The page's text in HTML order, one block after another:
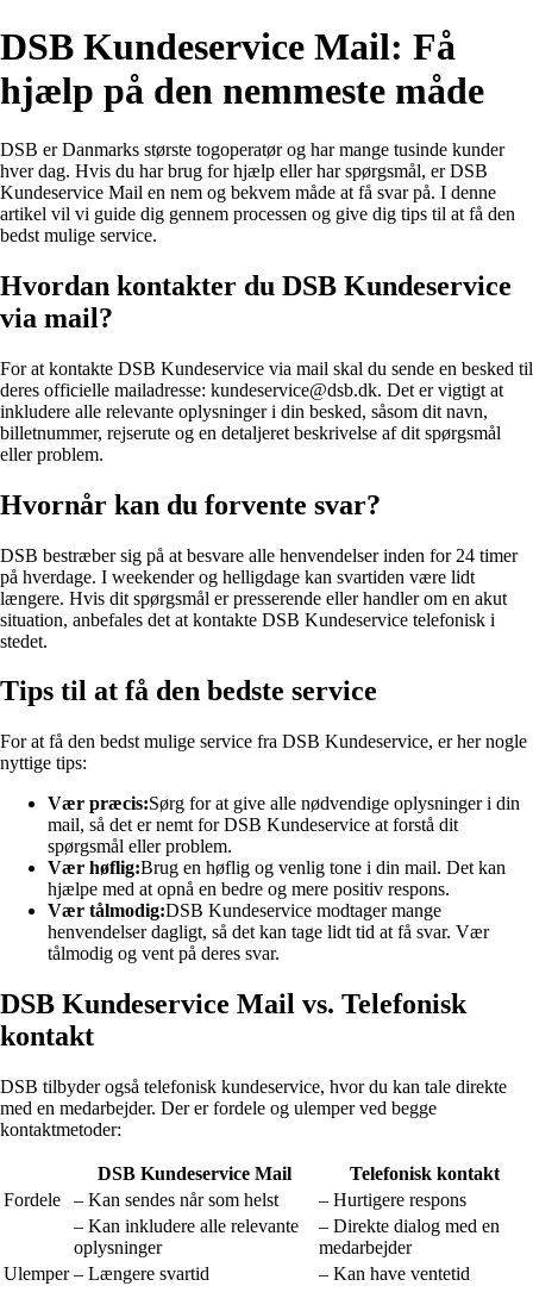
DSB Kundeservice Mail: Få
hjælp på den nemmeste måde
DSB er Danmarks største togoperatør og har mange tusinde kunder
hver dag. Hvis du har brug for hjælp eller har spørgsmål, er DSB
Kundeservice Mail en nem og bekvem måde at få svar på. I denne
artikel vil vi guide dig gennem processen og give dig tips til at få den
bedst mulige service.
Hvordan kontakter du DSB Kundeservice
via mail?
For at kontakte DSB Kundeservice via mail skal du sende en besked til
deres officielle mailadresse: kundeservice@dsb.dk. Det er vigtigt at
inkludere alle relevante oplysninger i din besked, såsom dit navn,
billetnummer, rejserute og en detaljeret beskrivelse af dit spørgsmål
eller problem.
Hvornår kan du forvente svar?
DSB bestræber sig på at besvare alle henvendelser inden for 24 timer
på hverdage. I weekender og helligdage kan svartiden være lidt
længere. Hvis dit spørgsmål er presserende eller handler om en akut
situation, anbefales det at kontakte DSB Kundeservice telefonisk i
stedet.
Tips til at få den bedste service
For at få den bedst mulige service fra DSB Kundeservice, er her nogle
nyttige tips:
Vær præcis:Sørg for at give alle nødvendige oplysninger i din
mail, så det er nemt for DSB Kundeservice at forstå dit
spørgsmål eller problem.
Vær høflig:Brug en høflig og venlig tone i din mail. Det kan
hjælpe med at opnå en bedre og mere positiv respons.
Vær tålmodig:DSB Kundeservice modtager mange
henvendelser dagligt, så det kan tage lidt tid at få svar. Vær
tålmodig og vent på deres svar.
DSB Kundeservice Mail vs. Telefonisk
kontakt
DSB tilbyder også telefonisk kundeservice, hvor du kan tale direkte
med en medarbejder. Der er fordele og ulemper ved begge
kontaktmetoder:
DSB Kundeservice Mail
Telefonisk kontakt
Fordele
– Kan sendes når som helst
– Hurtigere respons
– Kan inkludere alle relevante
oplysninger
– Direkte dialog med en
medarbejder
Ulemper – Længere svartid – Kan have ventetid